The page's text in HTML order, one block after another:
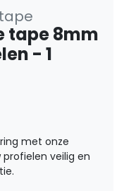
tape 8mm
- 1
met onze
veilig en